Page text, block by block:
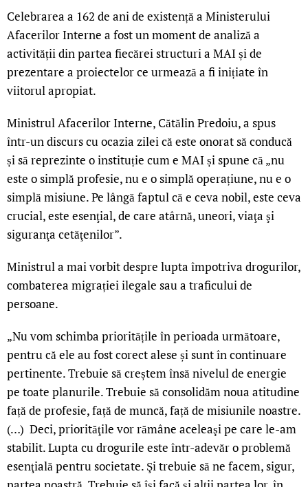
Celebrarea a 162 de ani de existență a Ministerului
Afacerilor Interne a fost un moment de analiză a
activității din partea fiecărei structuri a MAI și de
prezentare a proiectelor ce urmează a fi inițiate în
viitorul apropiat.
Ministrul Afacerilor Interne, Cătălin Predoiu, a spus
într-un discurs cu ocazia zilei că este onorat să conducă
și să reprezinte o instituție cum e MAI și spune că „nu
este o simplă profesie, nu e o simplă operațiune, nu e o
simplă misiune. Pe lângă faptul că e ceva nobil, este ceva
crucial, este esenţial, de care atârnă, uneori, viaţa şi
siguranţa cetăţenilor”.
Ministrul a mai vorbit despre lupta împotriva drogurilor,
combaterea migrației ilegale sau a traficului de
persoane.
„Nu vom schimba prioritățile în perioada următoare,
pentru că ele au fost corect alese și sunt în continuare
pertinente. Trebuie să creștem însă nivelul de energie
pe toate planurile. Trebuie să consolidăm noua atitudine
față de profesie, față de muncă, față de misiunile noastre.
(…) Deci, priorităţile vor rămâne aceleaşi pe care le-am
stabilit. Lupta cu drogurile este într-adevăr o problemă
esenţială pentru societate. Şi trebuie să ne facem, sigur,